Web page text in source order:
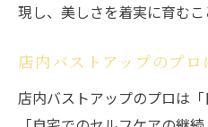
現し、美しさを着実に育むこ
店内バストアップのプ
店内バストアップのプロは